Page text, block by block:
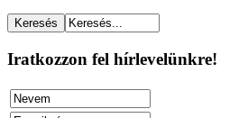
Iratkozzon fel hírlevelünkre!